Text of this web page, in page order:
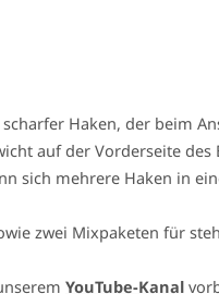
Haken, der beim
auf der Vorderseite
sich mehrere Haken in
zwei Mixpaketen für
YouTube-Kanal